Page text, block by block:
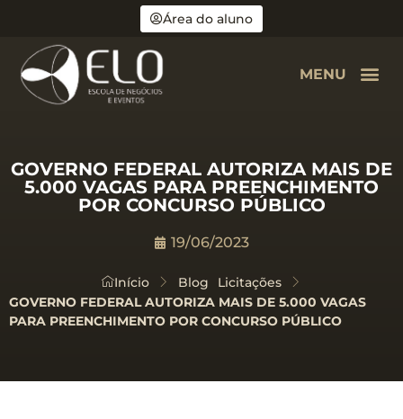
Área do aluno
MENU
GOVERNO FEDERAL AUTORIZA MAIS DE
5.000 VAGAS PARA PREENCHIMENTO
POR CONCURSO PÚBLICO
19/06/2023
Início Blog
Licitações
GOVERNO FEDERAL AUTORIZA MAIS DE 5.000 VAGAS
PARA PREENCHIMENTO POR CONCURSO PÚBLICO